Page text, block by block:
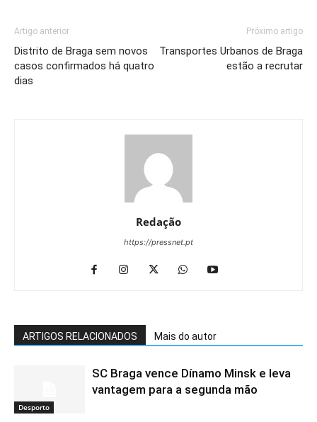
Artigo anterior
Distrito de Braga sem novos
casos confirmados há quatro
dias
Próximo artigo
Transportes Urbanos de Braga
estão a recrutar
Redação
https://pressnet.pt
ARTIGOS RELACIONADOS Mais do autor
Desporto
SC Braga vence Dínamo Minsk e leva
vantagem para a segunda mão